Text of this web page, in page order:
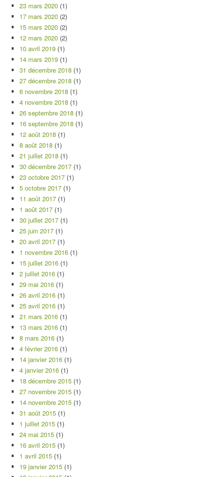
23 mars 2020 (1)
17 mars 2020 (2)
15 mars 2020 (2)
12 mars 2020 (2)
10 avril 2019 (1)
14 mars 2019 (1)
31 décembre 2018 (1)
27 décembre 2018 (1)
6 novembre 2018 (1)
4 novembre 2018 (1)
26 septembre 2018 (1)
16 septembre 2018 (1)
12 août 2018 (1)
8 août 2018 (1)
21 juillet 2018 (1)
30 décembre 2017 (1)
23 octobre 2017 (1)
5 octobre 2017 (1)
11 août 2017 (1)
1 août 2017 (1)
30 juillet 2017 (1)
25 juin 2017 (1)
20 avril 2017 (1)
1 novembre 2016 (1)
15 juillet 2016 (1)
2 juillet 2016 (1)
29 mai 2016 (1)
26 avril 2016 (1)
25 avril 2016 (1)
21 mars 2016 (1)
13 mars 2016 (1)
8 mars 2016 (1)
4 février 2016 (1)
14 janvier 2016 (1)
4 janvier 2016 (1)
18 décembre 2015 (1)
27 novembre 2015 (1)
14 novembre 2015 (1)
31 août 2015 (1)
1 juillet 2015 (1)
24 mai 2015 (1)
16 avril 2015 (1)
1 avril 2015 (1)
19 janvier 2015 (1)